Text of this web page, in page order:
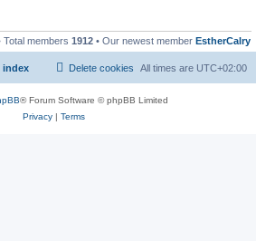
Total members 1912 • Our newest member EstherCalry
index All times are UTC+02:00
Delete cookies
® Forum Software © phpBB Limited
Privacy| Terms